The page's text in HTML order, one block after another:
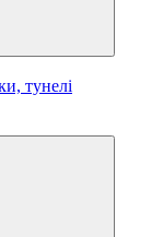
тунелі